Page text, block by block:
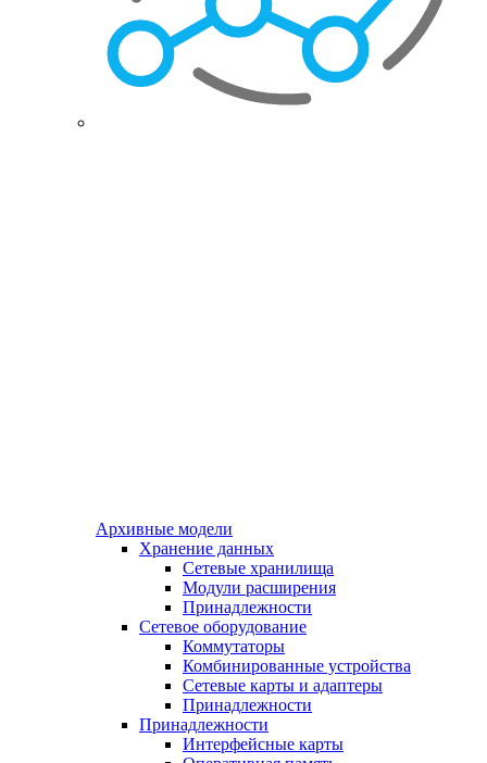
Архивные модели
Хранение данных
Сетевые хранилища
Модули расширения
Принадлежности
Сетевое оборудование
Коммутаторы
Комбинированные устройства
Сетевые карты и адаптеры
Принадлежности
Принадлежности
Интерфейсные карты